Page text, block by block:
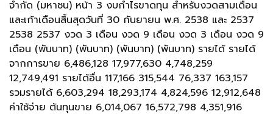
จำกัด (มหาชน) หน้า 3 งบกำไรขาดทุน สำหรับงวดสามเดือน
และเก้าเดือนสิ้นสุดวันที่ 30 กันยายน พ.ศ. 2538 และ 2537
2538 2537 งวด 3 เดือน งวด 9 เดือน งวด 3 เดือน งวด 9
เดือน (พันบาท) (พันบาท) (พันบาท) (พันบาท) รายได้ รายได้
จากการขาย 6,486,128 17,977,630 4,748,259
12,749,491 รายได้อื่น 117,166 315,544 76,337 163,157
รวมรายได้ 6,603,294 18,293,174 4,824,596 12,912,648
ค่าใช้จ่าย ต้นทุนขาย 6,014,067 16,572,798 4,351,916